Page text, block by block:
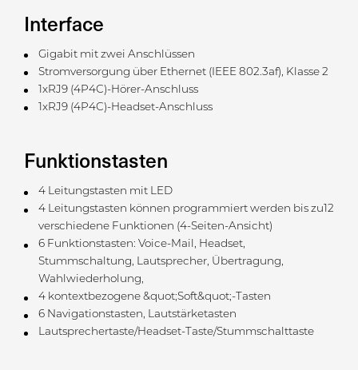
Interface
Gigabit mit zwei Anschlüssen
Stromversorgung über Ethernet (IEEE 802.3af), Klasse 2
1xRJ9 (4P4C)-Hörer-Anschluss
1xRJ9 (4P4C)-Headset-Anschluss
Funktionstasten
4 Leitungstasten mit LED
4 Leitungstasten können programmiert werden bis zu12
verschiedene Funktionen (4-Seiten-Ansicht)
6 Funktionstasten: Voice-Mail, Headset,
Stummschaltung, Lautsprecher, Übertragung,
Wahlwiederholung,
4 kontextbezogene &quot;Soft&quot;-Tasten
6 Navigationstasten, Lautstärketasten
Lautsprechertaste/Headset-Taste/Stummschalttaste